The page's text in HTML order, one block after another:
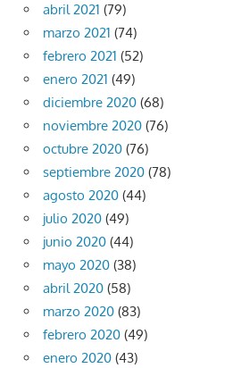
abril 2021 (79)
marzo 2021 (74)
febrero 2021 (52)
enero 2021 (49)
diciembre 2020 (68)
noviembre 2020 (76)
octubre 2020 (76)
septiembre 2020 (78)
agosto 2020 (44)
julio 2020 (49)
junio 2020 (44)
mayo 2020 (38)
abril 2020 (58)
marzo 2020 (83)
febrero 2020 (49)
enero 2020 (43)